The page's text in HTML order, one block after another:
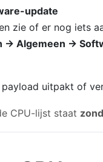
update
zie of er nog iets
→ Algemeen →
payload uitpakt of
CPU-lijst staat